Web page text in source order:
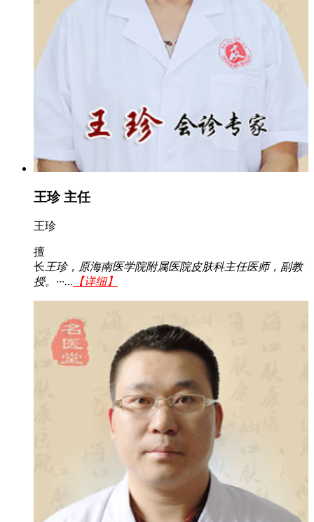
王珍 主任
王珍
擅
长王珍，原海南医学院附属医院皮肤科主任医师，副教
授。···... 【详细】